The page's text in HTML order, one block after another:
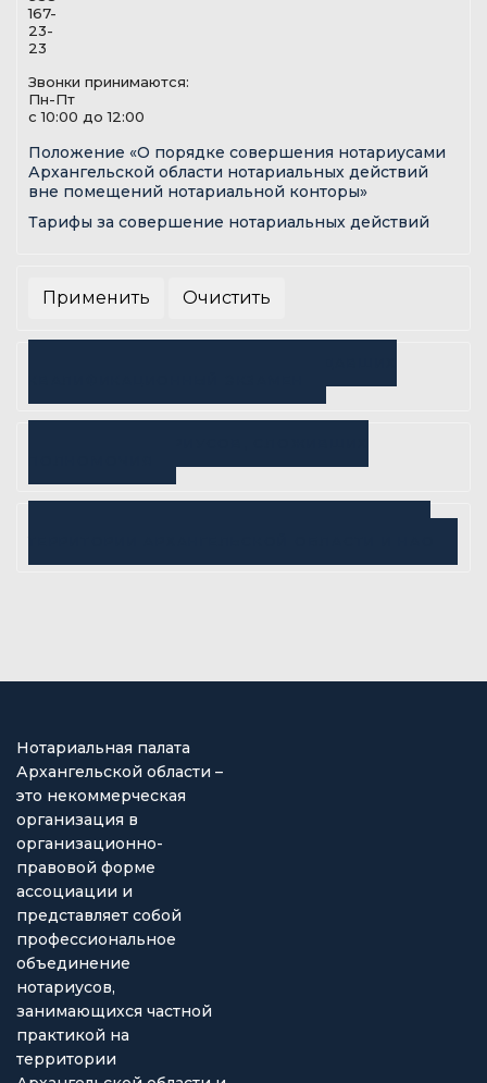
Звонки принимаются:
Пн-Пт
с 10:00 до 12:00
Положение «О порядке совершения нотариусами
Архангельской области нотариальных действий
вне помещений нотариальной конторы»
Тарифы за совершение нотариальных действий
Нотариальная палата
Архангельской области –
это некоммерческая
организация в
организационно-
правовой форме
ассоциации и
представляет собой
профессиональное
объединение
нотариусов,
занимающихся частной
практикой на
территории